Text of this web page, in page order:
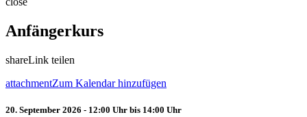
Anfängerkurs
shareLink teilen
attachmentZum Kalendar hinzufügen
20. September 2026 - 12:00 Uhr bis 14:00 Uhr